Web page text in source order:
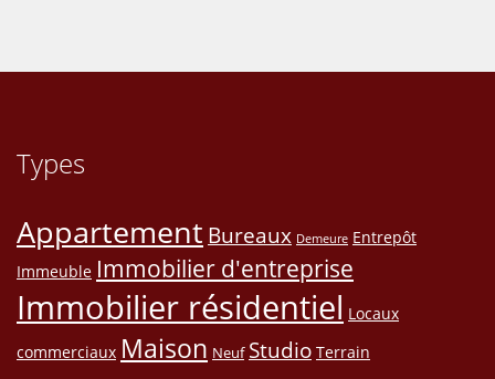
Types
Appartement Bureaux Demeure Entrepôt
Immeuble Immobilier d'entreprise
Immobilier résidentiel Locaux
commerciaux Maison Neuf Studio Terrain